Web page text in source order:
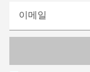
이메일